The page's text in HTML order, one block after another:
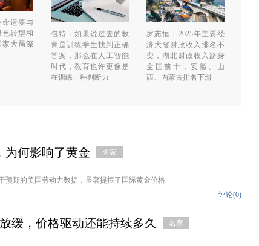
命运要与
转型和
家大局深
包特：如果说过去的教
育是训练学生找到正确
答案，那么在人工智能
时代，教育也许更像是
在训练一种判断力
罗志恒：2025年主要经
济大省财政收入排名不
变，湖北财政收入跻身
全国前十，安徽、山
西、内蒙古排名下滑
为何影响了黄金
名家
预期的美国劳动力数据，显著提振了国际黄金价格
评论(0)
缓，价格驱动还能持续多久
名家